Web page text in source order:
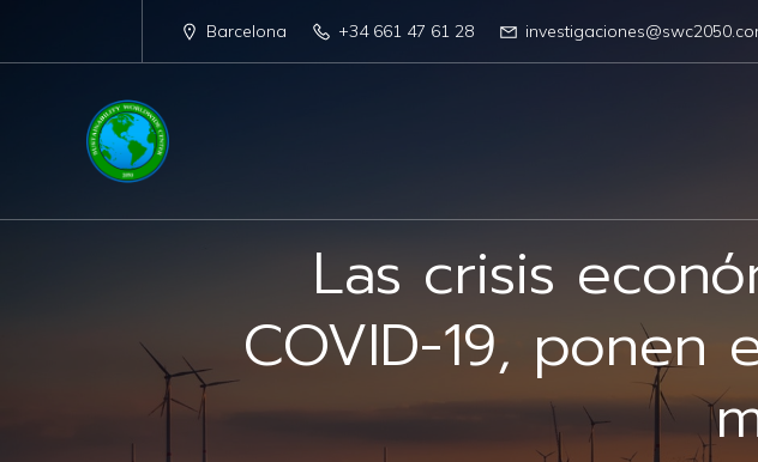
Barcelona +34 661 47 61 28
Las crisis
COVID-19, ponen